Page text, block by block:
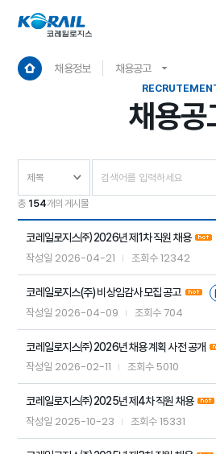
채용정보 채용공고
채용공
총 154개의 게시물
코레일로지스㈜ 2026년 제1차 직원 채용
작성일 2026-04-21 조회수12342
코레일로지스(주) 비상임감사 모집 공고
작성일 2026-04-09 조회수 704
코레일로지스㈜ 2026년 채용 계획 사전 공개
작성일 2026-02-11 조회수 5010
코레일로지스㈜ 2025년 제4차 직원 채용
작성일 2025-10-23 조회수15331